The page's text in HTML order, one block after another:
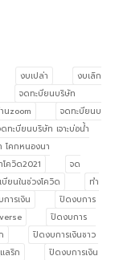
งบเปล่า
งบเลิก
จดทะบียนบริษัท
นzoom
จดทะบียนบ
ดทะบียนบริษัท เจาะบ่อน้ำ
โคกหนองนา
ควิด2021
จด
บียนในช่วงโควิด
ทำ
ารเงิน
ปิดงบการ
ปิดงบการ
ปิดงบการเงินชาว
ลริก
ปิดงบการเงิน